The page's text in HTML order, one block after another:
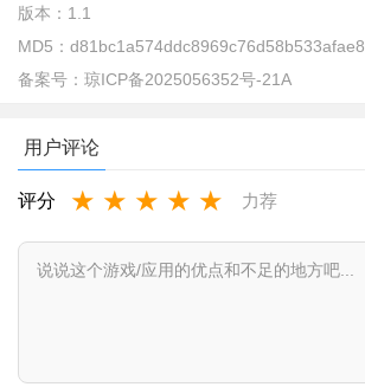
版本： 1.1
MD5： d81bc1a574ddc8969c76d58b533afae8
备案号： 琼ICP备2025056352号-21A
用户评论
评分 ★ ★ ★ ★ ★ 力荐